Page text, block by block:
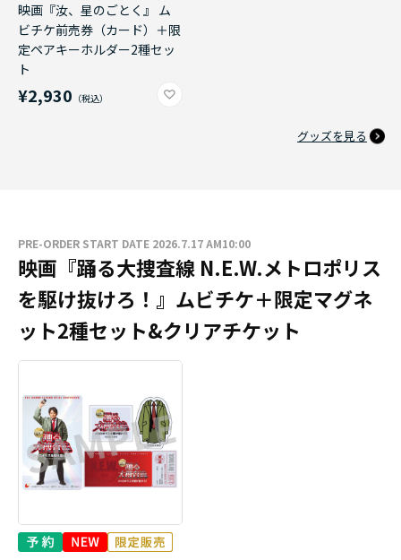
映画『汝、星のごとく』 ム
ビチケ前売券（カード）＋限
定ペアキーホルダー2種セッ
ト
¥2,930
グッズを見る
PRE-ORDER START DATE 2026.7.17 AM10:00
映画『踊る大捜査線 N.E.W.メトロポリス
を駆け抜けろ！』ムビチケ＋限定マグネ
ット2種セット&クリアチケット